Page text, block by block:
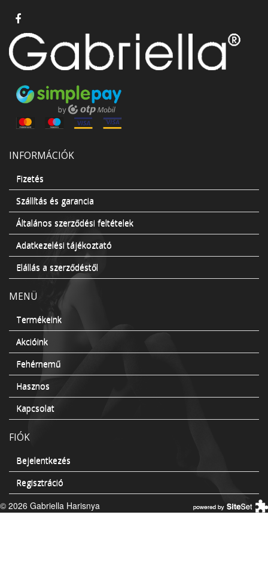
INFORMÁCIÓK
Fizetés
Szállítás és garancia
Általános szerződési feltételek
Adatkezelési tájékoztató
Elállás a szerződéstől
MENÜ
Termékeink
Akcióink
Fehérnemű
Hasznos
Kapcsolat
FIÓK
Bejelentkezés
Regisztráció
© 2026 Gabriella Harisnya